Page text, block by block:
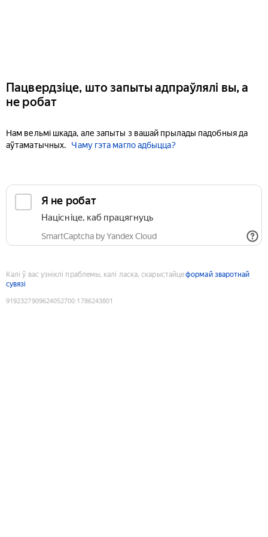
Пацвердзіце, што запыты адпраўлялі вы, а
не робат
Нам вельмі шкада, але запыты з вашай прылады падобныя да
аўтаматычных.
Чаму гэта магло адбыцца?
Я не робат
Націсніце, каб працягнуць
SmartCaptcha by Yandex Cloud
Калі ў вас узніклі праблемы, калі ласка, скарыстайцеформай зваротнай
сувязі
9192327909624052700:1786243801